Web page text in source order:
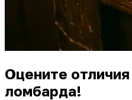
Оцените
ломбарда!